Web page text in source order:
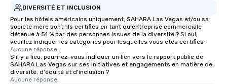
DIVERSITÉ ET INCLUSION
Pour les hôtels américains uniquement, SAHARA Las Vegas et/ou sa
société mère sont-ils certifiés en tant qu'entreprise commerciale
détenue à 51 % par des personnes issues de la diversité ? Si oui,
veuillez indiquer les catégories pour lesquelles vous êtes certifiés :
Aucune réponse.
S'il y a lieu, pourriez-vous indiquer un lien vers le rapport public de
SAHARA Las Vegas sur ses initiatives et engagements en matière de
diversité, d'équité et d'inclusion ?
Aucune réponse.